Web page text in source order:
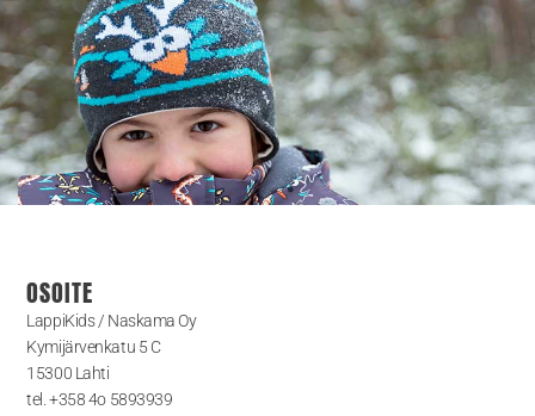
OSOITE
LappiKids / Naskama Oy
Kymijärvenkatu 5 C
15300 Lahti
tel. +358 4o 5893939